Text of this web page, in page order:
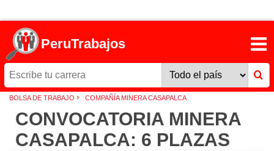
PeruTrabajos
BOLSA DE TRABAJO › COMPAÑÍA MINERA CASAPALCA
CONVOCATORIA MINERA
CASAPALCA: 6 PLAZAS